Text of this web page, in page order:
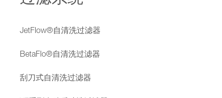
JetFlow®自清洗过滤器
BetaFlo®自清洗过滤器
刮刀式自清洗过滤器